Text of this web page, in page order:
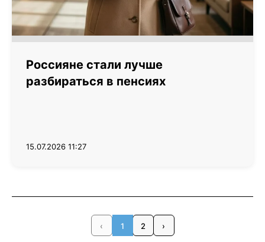
Россияне стали лучше
разбираться в пенсиях
15.07.2026 11:27
‹ 1 2 ›